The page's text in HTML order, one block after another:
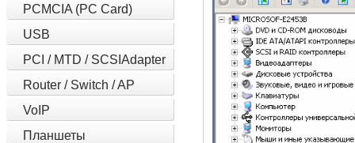
PCMCIA (PC Card)
USB
PCI / MTD / SCSIAdapter
Router / Switch / AP
VoIP
Планшеты